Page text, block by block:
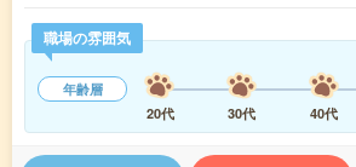
職場の雰囲気
年齢層
20代
30代 40代